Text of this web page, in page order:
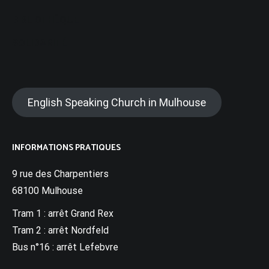
English Speaking Church in Mulhouse
INFORMATIONS PRATIQUES
9 rue des Charpentiers
68100 Mulhouse
Tram 1 : arrêt Grand Rex
Tram 2 : arrêt Nordfeld
Bus n°16 : arrêt Lefebvre